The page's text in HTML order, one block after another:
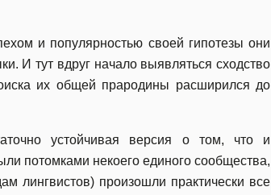
и популярностью своей гипотезы они
И тут вдруг начало выявляться сходство
их общей прародины расширился до
устойчивая версия о том, что и
потомками некоего единого сообщества,
лингвистов) произошли практически все